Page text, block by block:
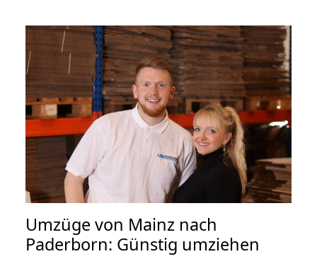
Umzüge von Mainz nach
Paderborn: Günstig umziehen